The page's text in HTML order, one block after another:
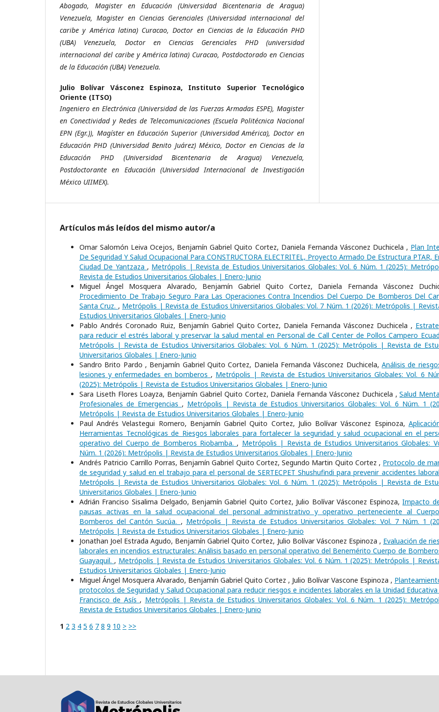
Abogado, Magister en Educación (Universidad Bicentenaria de Aragua)
Venezuela, Magister en Ciencias Gerenciales (Universidad internacional del
caribe y América latina) Curacao, Doctor en Ciencias de la Educación PHD
(UBA) Venezuela, Doctor en Ciencias Gerenciales PHD (universidad
internacional del caribe y América latina) Curacao, Postdoctorado en Ciencias
de la Educación (UBA) Venezuela.
Julio Bolívar Vásconez Espinoza, Instituto Superior Tecnológico
Oriente (ITSO)
Ingeniero en Electrónica (Universidad de las Fuerzas Armadas ESPE), Magister
en Conectividad y Redes de Telecomunicaciones (Escuela Politécnica Nacional
EPN (Egr.)), Magíster en Educación Superior (Universidad América), Doctor en
Educación PHD (Universidad Benito Juárez) México, Doctor en Ciencias de la
Educación PHD (Universidad Bicentenaria de Aragua) Venezuela,
Postdoctorante en Educación (Universidad Internacional de Investigación
México UIIMEX).
Artículos más leídos del mismo autor/a
Omar Salomón Leiva Ocejos, Benjamín Gabriel Quito Cortez, Daniela Fernanda Vásconez Duchicela , Plan
De Seguridad Y Salud Ocupacional Para CONSTRUCTORA ELECTRITEL, Proyecto Armado De Estructura PTAR,
Ciudad De Yantzaza , Metrópolis | Revista de Estudios Universitarios Globales: Vol. 6 Núm. 1 (2025):
Revista de Estudios Universitarios Globales | Enero-Junio
Miguel Ángel Mosquera Alvarado, Benjamín Gabriel Quito Cortez, Daniela Fernanda Vásconez
Procedimiento De Trabajo Seguro Para Las Operaciones Contra Incendios Del Cuerpo De Bomberos Del
Santa Cruz. , Metrópolis | Revista de Estudios Universitarios Globales: Vol. 7 Núm. 1 (2026): Metrópolis |
Estudios Universitarios Globales | Enero-Junio
Pablo Andrés Coronado Ruiz, Benjamín Gabriel Quito Cortez, Daniela Fernanda Vásconez Duchicela ,
para reducir el estrés laboral y preservar la salud mental en Personal de Call Center de Pollos Campero
Metrópolis | Revista de Estudios Universitarios Globales: Vol. 6 Núm. 1 (2025): Metrópolis | Revista de
Universitarios Globales | Enero-Junio
Sandro Brito Pardo , Benjamín Gabriel Quito Cortez, Daniela Fernanda Vásconez Duchicela, Análisis de
lesiones y enfermedades en bomberos , Metrópolis | Revista de Estudios Universitarios Globales: Vol. 6
(2025): Metrópolis | Revista de Estudios Universitarios Globales | Enero-Junio
Sara Liseth Flores Loayza, Benjamín Gabriel Quito Cortez, Daniela Fernanda Vásconez Duchicela ,Salud
Profesionales de Emergencias , Metrópolis | Revista de Estudios Universitarios Globales: Vol. 6 Núm. 1
Metrópolis | Revista de Estudios Universitarios Globales | Enero-Junio
Paul Andrés Velastegui Romero, Benjamín Gabriel Quito Cortez, Julio Bolívar Vásconez Espinoza,
Herramientas Tecnológicas de Riesgos laborales para fortalecer la seguridad y salud ocupacional en el
operativo del Cuerpo de Bomberos Riobamba. , Metrópolis | Revista de Estudios Universitarios Globales:
Núm. 1 (2026): Metrópolis | Revista de Estudios Universitarios Globales | Enero-Junio
Andrés Patricio Carrillo Porras, Benjamín Gabriel Quito Cortez, Segundo Martin Quito Cortez , Protocolo de
de seguridad y salud en el trabajo para el personal de SERTECPET Shushufindi para prevenir accidentes
Metrópolis | Revista de Estudios Universitarios Globales: Vol. 6 Núm. 1 (2025): Metrópolis | Revista de
Universitarios Globales | Enero-Junio
Adrián Franciso Sisalima Delgado, Benjamín Gabriel Quito Cortez, Julio Bolívar Vásconez Espinoza,Impacto
pausas activas en la salud ocupacional del personal administrativo y operativo perteneciente al
Bomberos del Cantón Sucúa. , Metrópolis | Revista de Estudios Universitarios Globales: Vol. 7 Núm. 1
Metrópolis | Revista de Estudios Universitarios Globales | Enero-Junio
Jonathan Joel Estrada Agudo, Benjamín Gabriel Quito Cortez, Julio Bolívar Vásconez Espinoza , Evaluación de
laborales en incendios estructurales: Análisis basado en personal operativo del Benemérito Cuerpo de
Guayaquil. , Metrópolis | Revista de Estudios Universitarios Globales: Vol. 6 Núm. 1 (2025): Metrópolis |
Estudios Universitarios Globales | Enero-Junio
Miguel Ángel Mosquera Alvarado, Benjamín Gabriel Quito Cortez , Julio Bolívar Vascone Espinoza ,
protocolos de Seguridad y Salud Ocupacional para reducir riesgos e incidentes laborales en la Unidad Educativa
Francisco de Asís , Metrópolis | Revista de Estudios Universitarios Globales: Vol. 6 Núm. 1 (2025):
Revista de Estudios Universitarios Globales | Enero-Junio
1 2 3 4 5 6 7 8 9 10 > >>